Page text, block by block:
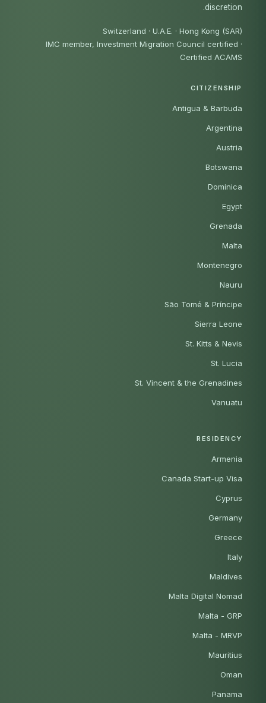
discretion.
Switzerland · U.A.E. · Hong Kong (SAR)
IMC member, Investment Migration Council certified ·
Certified ACAMS
CITIZENSHIP
Antigua & Barbuda
Argentina
Austria
Botswana
Dominica
Egypt
Grenada
Malta
Montenegro
Nauru
São Tomé & Príncipe
Sierra Leone
St. Kitts & Nevis
St. Lucia
St. Vincent & the Grenadines
Vanuatu
RESIDENCY
Armenia
Canada Start-up Visa
Cyprus
Germany
Greece
Italy
Maldives
Malta Digital Nomad
Malta - GRP
Malta - MRVP
Mauritius
Oman
Panama